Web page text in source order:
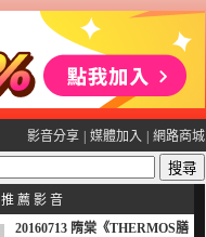
影音分享 媒體加入 網路商城
推 薦 影 音
20160713 隋棠《THERMOS膳